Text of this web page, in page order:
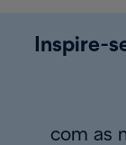
Inspire-
com as